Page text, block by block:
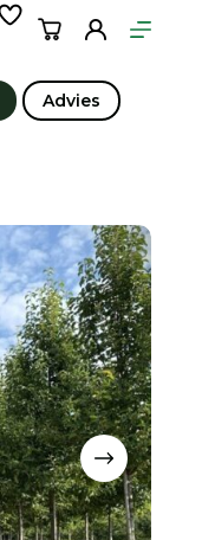
Winkelwagen
Advies